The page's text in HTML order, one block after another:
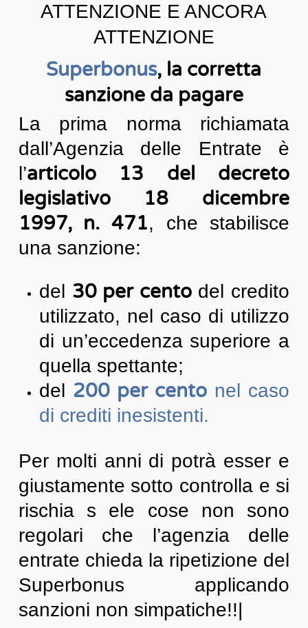
ATTENZIONE E ANCORA
ATTENZIONE
Superbonus, la corretta
sanzione da pagare
La prima norma richiamata
dall’Agenzia delle Entrate è
l’articolo 13 del decreto
legislativo 18 dicembre
1997, n. 471, che stabilisce
una sanzione:
del 30 per centodel credito
utilizzato, nel caso di utilizzo
di un’eccedenza superiore a
quella spettante;
del 200 per cento nel caso
di crediti inesistenti.
Per molti anni di potrà esser e
giustamente sotto controlla e si
rischia s ele cose non sono
regolari che l’agenzia delle
entrate chieda la ripetizione del
Superbonus applicando
sanzioni non simpatiche!!|